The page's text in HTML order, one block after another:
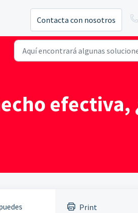
Contacta con nosotros
efectiva,
Print